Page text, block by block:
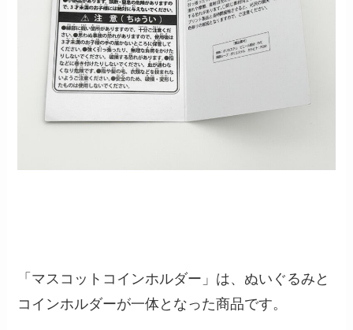
「マスコットコインホルダー」は、ぬいぐるみと
コインホルダーが一体となった商品です。